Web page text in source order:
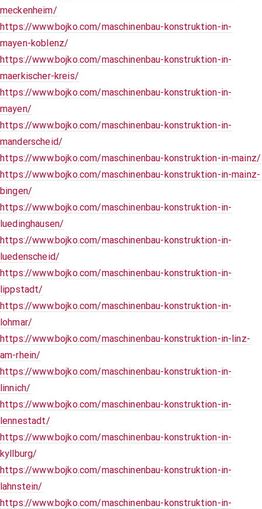
meckenheim/
https://www.bojko.com/maschinenbau-konstruktion-in-
mayen-koblenz/
https://www.bojko.com/maschinenbau-konstruktion-in-
maerkischer-kreis/
https://www.bojko.com/maschinenbau-konstruktion-in-
mayen/
https://www.bojko.com/maschinenbau-konstruktion-in-
manderscheid/
https://www.bojko.com/maschinenbau-konstruktion-in-mainz/
https://www.bojko.com/maschinenbau-konstruktion-in-mainz-
bingen/
https://www.bojko.com/maschinenbau-konstruktion-in-
luedinghausen/
https://www.bojko.com/maschinenbau-konstruktion-in-
luedenscheid/
https://www.bojko.com/maschinenbau-konstruktion-in-
lippstadt/
https://www.bojko.com/maschinenbau-konstruktion-in-
lohmar/
https://www.bojko.com/maschinenbau-konstruktion-in-linz-
am-rhein/
https://www.bojko.com/maschinenbau-konstruktion-in-
linnich/
https://www.bojko.com/maschinenbau-konstruktion-in-
lennestadt/
https://www.bojko.com/maschinenbau-konstruktion-in-
kyllburg/
https://www.bojko.com/maschinenbau-konstruktion-in-
lahnstein/
https://www.bojko.com/maschinenbau-konstruktion-in-